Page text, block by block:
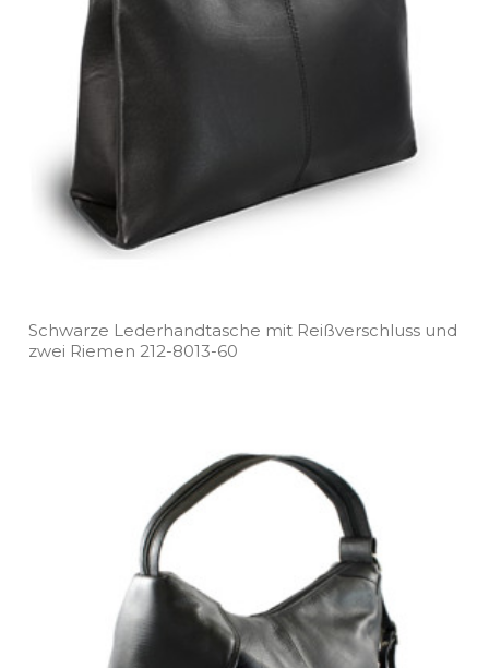
Schwarze Lederhandtasche mit Reißverschluss und
zwei Riemen 212­-8013­-60